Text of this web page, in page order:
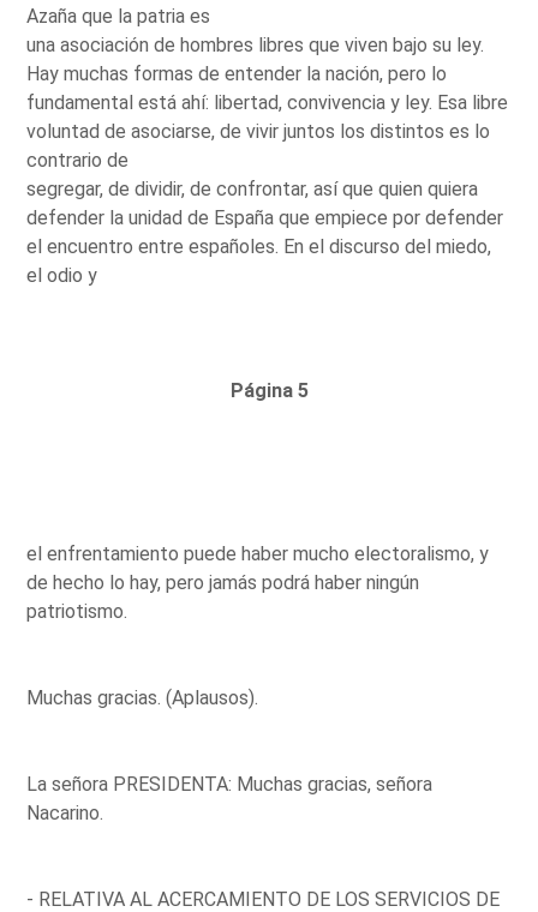
Azaña que la patria es
una asociación de hombres libres que viven bajo su ley.
Hay muchas formas de entender la nación, pero lo
fundamental está ahí: libertad, convivencia y ley. Esa libre
voluntad de asociarse, de vivir juntos los distintos es lo
contrario de
segregar, de dividir, de confrontar, así que quien quiera
defender la unidad de España que empiece por defender
el encuentro entre españoles. En el discurso del miedo,
el odio y
Página 5
el enfrentamiento puede haber mucho electoralismo, y
de hecho lo hay, pero jamás podrá haber ningún
patriotismo.
Muchas gracias. (Aplausos).
La señora PRESIDENTA: Muchas gracias, señora
Nacarino.
- RELATIVA AL ACERCAMIENTO DE LOS SERVICIOS DE